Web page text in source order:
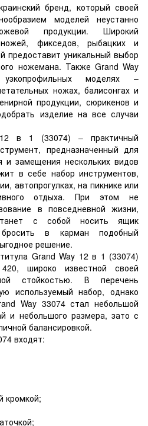
бренд, который своей
моделей неустанно
продукции. Широкий
фикседов, рыбацких и
предоставит уникальный выбор
ножемана. Также Grand Way
моделях –
ножах, балисонгах и
продукции, сюрикенов и
изделие на все случаи
в 1 (33074) – практичный
предназначенный для
и замещения нескольких видов
в себе набор инструментов,
автопрогулках, на пикнике или
отдыха. При этом не
в повседневной жизни,
с собой носить ящик
в карман подобный
решение.
Grand Way 12 в 1 (33074)
широко известной своей
стойкостью. В перечень
используемый набор, однако
Way 33074 стал небольшой
и небольшого размера, зато с
балансировкой.
входят:
кромкой;